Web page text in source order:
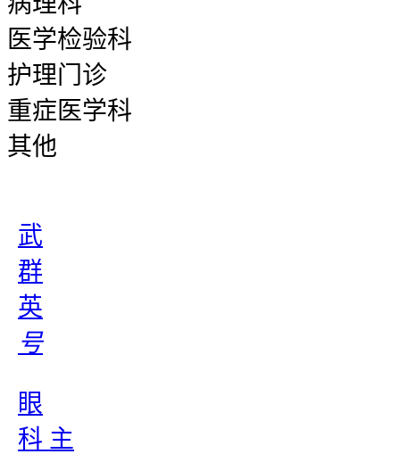
医学检验科
护理门诊
重症医学科
其他
武
群
英
号
眼
科 主